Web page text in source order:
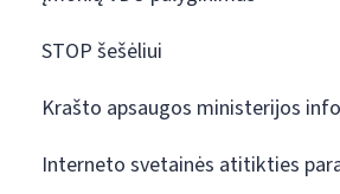
STOP šešėliui
Krašto apsaugos ministerijos
Interneto svetainės atitikties